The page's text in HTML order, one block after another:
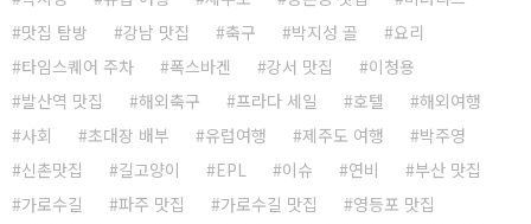
맛집 탐방
강남 맛집 축구 박지성 골
요리
타임스퀘어 주차
폭스바겐 강서 맛집
이청용
발산역 맛집
해외축구 프라다 세일 호텔
해외여행
사회
초대장 배부 유럽여행 제주도 여행
박주영
신촌맛집
길고양이 EPL 이슈 연비
부산 맛집
가로수길
파주 맛집 가로수길 맛집
영등포 맛집